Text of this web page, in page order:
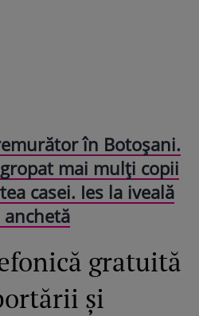
în Botoșani.
mai mulți copii
casei. Ies la iveală
gratuită
și